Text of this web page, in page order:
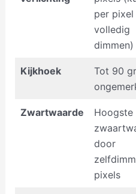
per pixel
volledig
dimmen)
Kijkhoek
Tot 90
Zwartwaarde
Hoogste
door
pixels